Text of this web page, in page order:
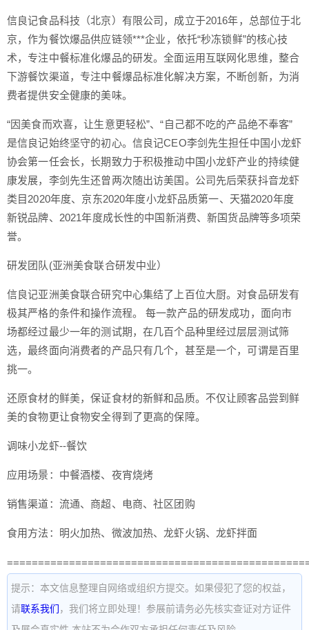
信良记食品科技（北京）有限公司，成立于2016年，总部位于北
京，作为餐饮爆品供应链领***企业，依托“秒冻锁鲜”的核心技
术，专注中餐标准化爆品的研发。全面运用互联网化思维，整合
下游餐饮渠道，专注中餐爆品标准化解决方案，不断创新，为消
费者提供安全健康的美味。
“因美食而欢喜，让生意更轻松”、“自己都不吃的产品绝不奉客”
是信良记始终坚守的初心。信良记CEO李剑先生担任中国小龙虾
协会第一任会长，长期致力于积极推动中国小龙虾产业的持续健
康发展，李剑先生还曾两次随出访美国。公司先后荣获抖音龙虾
类目2020年度、京东2020年度小龙虾品质第一、天猫2020年度
新锐品牌、2021年度成长性的中国新消费、新国货品牌等多项荣
誉。
研发团队(亚洲美食联合研发中业）
信良记亚洲美食联合研究中心集结了上百位大厨。对食品研发有
极其严格的条件和操作流程。 每一款产品的研发成功，面向市
场都经过最少一年的测试期，在几百个品种里经过层层测试筛
选，最终面向消费者的产品只有几个，甚至是一个，可谓是百里
挑一。
还原食材的鲜美，保证食材的新鲜和品质。不仅让顾客品尝到鲜
美的食物更让食物安全得到了更高的保障。
调味小龙虾--餐饮
应用场景：中餐酒楼、夜宵烧烤
销售渠道：流通、商超、电商、社区团购
食用方法：明火加热、微波加热、龙虾火锅、龙虾拌面
提示：本文信息整理自网络或组织方提交。如果侵犯了您的权益，
请联系我们 ，我们将立即处理！参展前请务必先核实查证对方证件